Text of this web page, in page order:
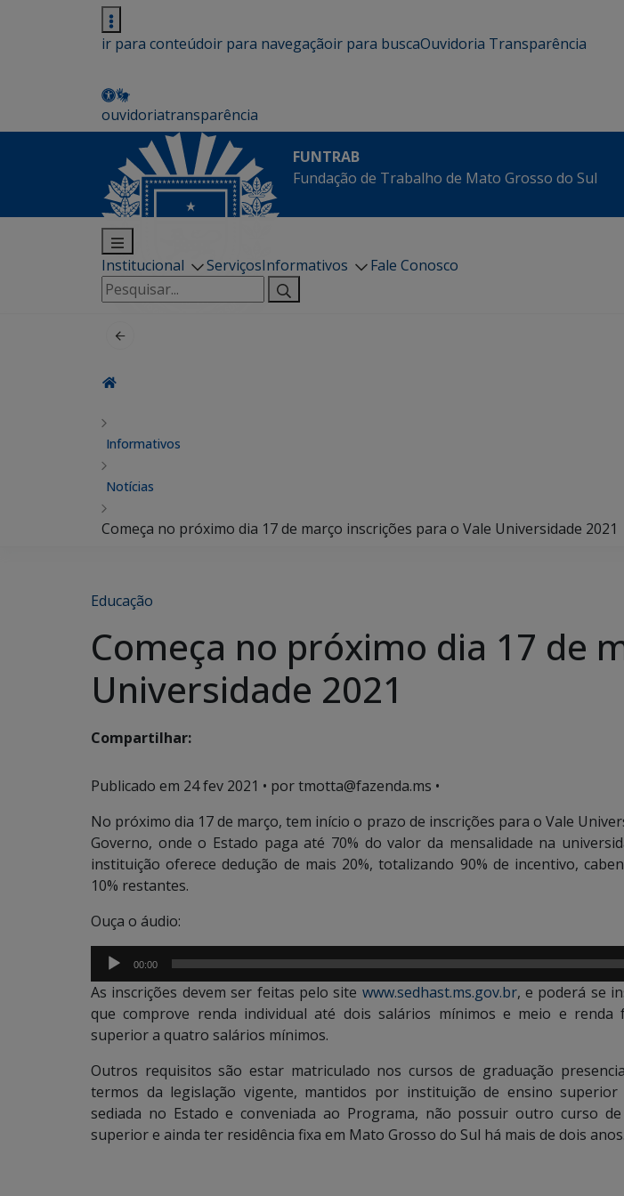
ir para conteúdoir para navegaçãoir para buscaOuvidoria Transparência
ouvidoriatransparência
FUNTRAB
Fundação de Trabalho de Mato Grosso do Sul
Institucional ServiçosInformativos
Fale Conosco
Pesquisar
por:
Informativos
Notícias
Começa no próximo dia 17 de março inscrições para o Vale Universidade 2021
Educação
Começa no próximo dia 17 de
Universidade 2021
Compartilhar:
Publicado em 24 fev 2021 • por tmotta@fazenda.ms •
No próximo dia 17 de março, tem início o prazo de inscrições para o Vale
Governo, onde o Estado paga até 70% do valor da mensalidade na
instituição oferece dedução de mais 20%, totalizando 90% de incentivo,
10% restantes.
Ouça o áudio:
Tocador
de
áudio
00:00
As inscrições devem ser feitas pelo site www.sedhast.ms.gov.br, e poderá se
que comprove renda individual até dois salários mínimos e meio e renda
superior a quatro salários mínimos.
Outros requisitos são estar matriculado nos cursos de graduação
termos da legislação vigente, mantidos por instituição de ensino
sediada no Estado e conveniada ao Programa, não possuir outro curso
superior e ainda ter residência fixa em Mato Grosso do Sul há mais de dois anos.